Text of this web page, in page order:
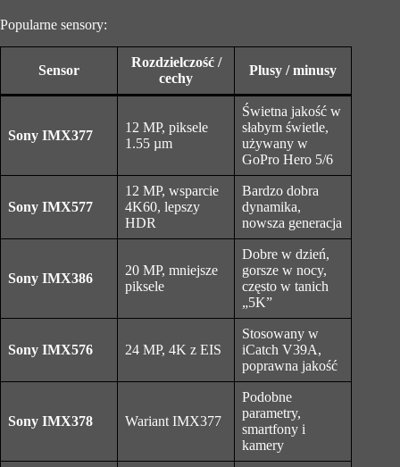
Popularne sensory:
Sensor
Rozdzielczość /
cechy
Plusy / minusy
Sony IMX377
12 MP, piksele
1.55 µm
Świetna jakość w
słabym świetle,
używany w
GoPro Hero 5/6
Sony IMX577
12 MP, wsparcie
4K60, lepszy
HDR
Bardzo dobra
dynamika,
nowsza generacja
Sony IMX386
20 MP, mniejsze
piksele
Dobre w dzień,
gorsze w nocy,
często w tanich
„5K”
Sony IMX576 24 MP, 4K z EIS
Stosowany w
iCatch V39A,
poprawna jakość
Sony IMX378 Wariant IMX377
Podobne
parametry,
smartfony i
kamery